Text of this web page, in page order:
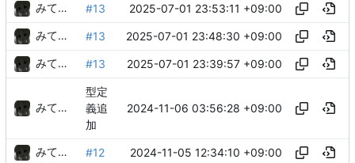
みてるぞ #13 2025-07-01 23:53:11 +09:00
みてるぞ #13 2025-07-01 23:48:30 +09:00
みてるぞ #13 2025-07-01 23:39:57 +09:00
みてるぞ
型定
義追
加
2024-11-06 03:56:28 +09:00
みてるぞ #12 2024-11-05 12:34:10 +09:00